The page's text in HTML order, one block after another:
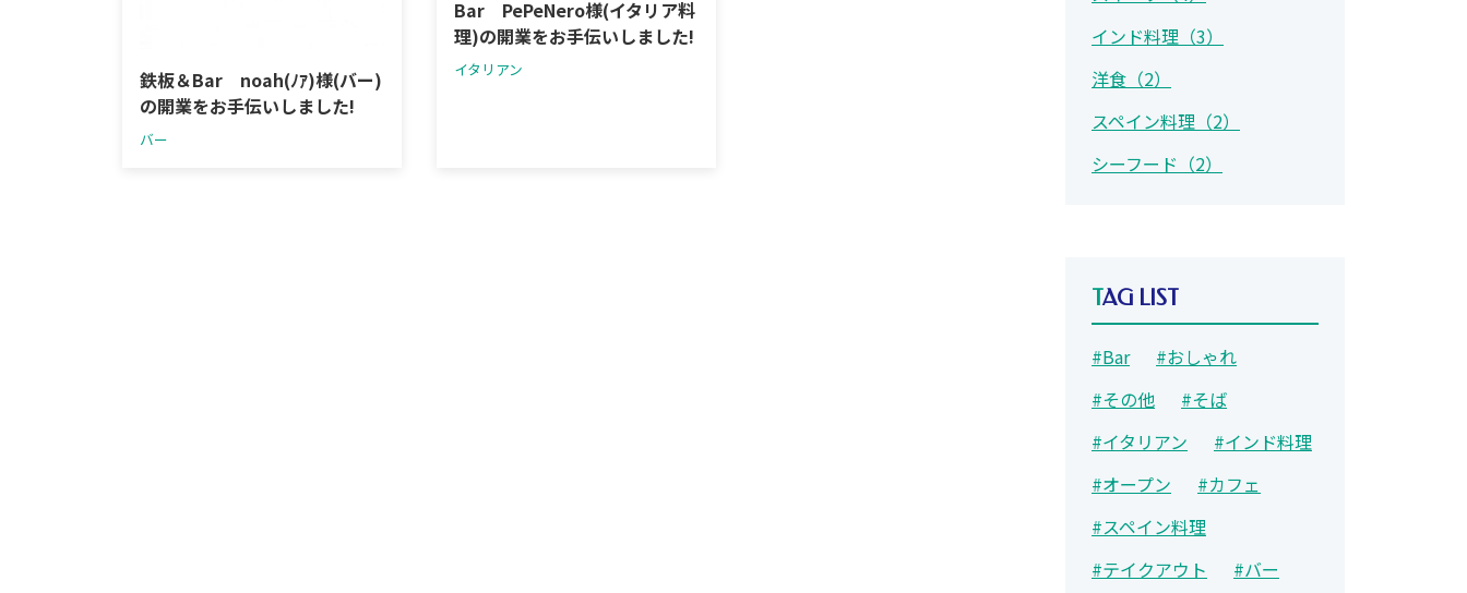
鉄板＆Bar noah(ﾉｱ)様(バー)
の開業をお手伝いしました!
バー
Bar PePeNero様(イタリア料
理)の開業をお手伝いしました!
イタリアン
インド料理（3）
洋食（2）
スペイン料理（2）
シーフード（2）
TAG LIST
#Bar
#おしゃれ
#その他
#そば
#イタリアン
#インド料理
#オープン
#カフェ
#スペイン料理
#テイクアウト
#バー